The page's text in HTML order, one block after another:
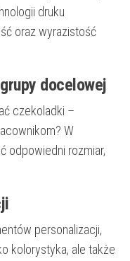
druku
oraz wyrazistość
docelowej
czekoladki –
W
odpowiedni rozmiar,
personalizacji,
kolorystyka, ale także